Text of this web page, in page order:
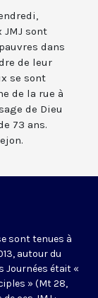
sont
dans
de leur
se sont
de la rue à
de Dieu
73 ans.
sont tenues à
autour du
Journées était «
» (Mt 28,